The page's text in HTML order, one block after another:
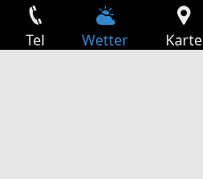
Tel Wetter Karte